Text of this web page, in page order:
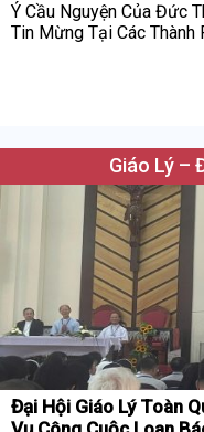
Ý Cầu Nguyện Của Đức
Tin Mừng Tại Các Thành
Giáo Lý –
Đại Hội Giáo Lý Toàn